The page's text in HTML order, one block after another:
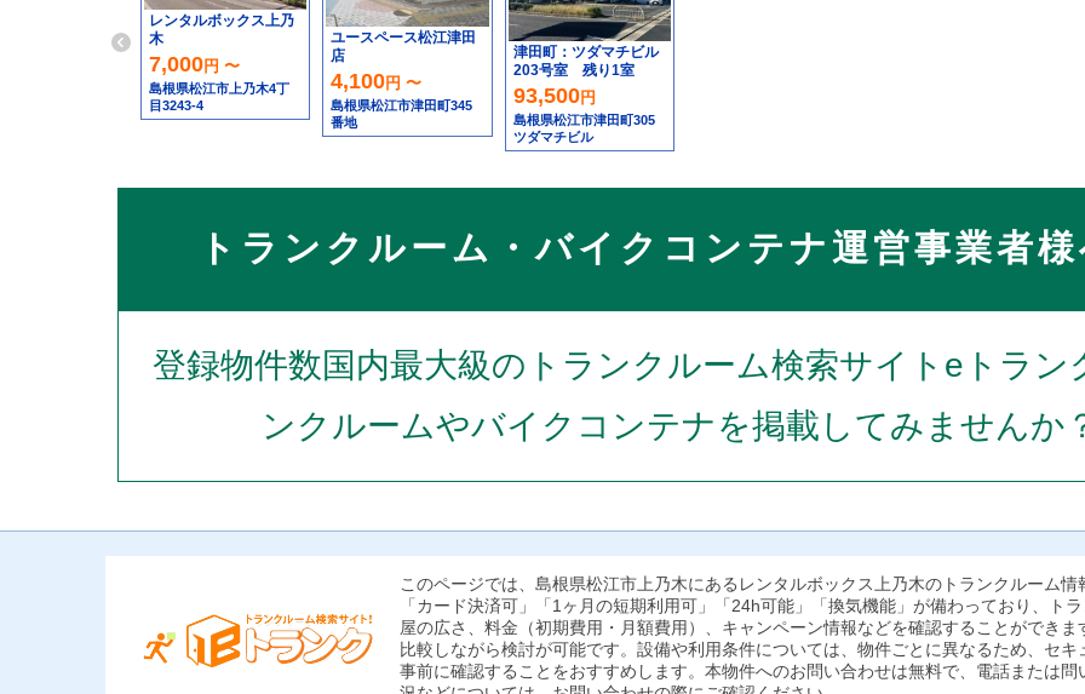
レンタルボックス上乃
木
7,000円 〜
島根県松江市上乃木4丁
目3243-4
ユースペース松江津田
店
4,100円 〜
島根県松江市津田町345
番地
津田町：ツダマチビル
203号室 残り1室
93,500円
島根県松江市津田町305
ツダマチビル
トランクルーム・バイクコンテナ運営事業者
登録物件数国内最大級のトランクルーム検索サイトeトラン
ンクルームやバイクコンテナを掲載してみませんか
このページでは、島根県松江市上乃木にあるレンタルボックス上乃木のトランクルーム
「カード決済可」「1ヶ月の短期利用可」「24h可能」「換気機能」が備わっており、ト
屋の広さ、料金（初期費用・月額費用）、キャンペーン情報などを確認することができ
比較しながら検討が可能です。設備や利用条件については、物件ごとに異なるため、セ
事前に確認することをおすすめします。本物件へのお問い合わせは無料で、電話または